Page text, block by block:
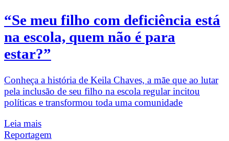
“Se meu filho com deficiência está
na escola, quem não é para
estar?”
Conheça a história de Keila Chaves, a mãe que ao lutar
pela inclusão de seu filho na escola regular incitou
políticas e transformou toda uma comunidade
Leia mais
Reportagem